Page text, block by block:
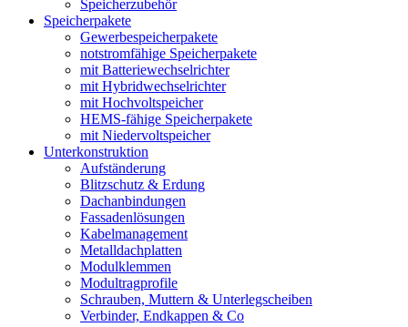
Speicherzubehör
Speicherpakete
Gewerbespeicherpakete
notstromfähige Speicherpakete
mit Batteriewechselrichter
mit Hybridwechselrichter
mit Hochvoltspeicher
HEMS-fähige Speicherpakete
mit Niedervoltspeicher
Unterkonstruktion
Aufständerung
Blitzschutz & Erdung
Dachanbindungen
Fassadenlösungen
Kabelmanagement
Metalldachplatten
Modulklemmen
Modultragprofile
Schrauben, Muttern & Unterlegscheiben
Verbinder, Endkappen & Co